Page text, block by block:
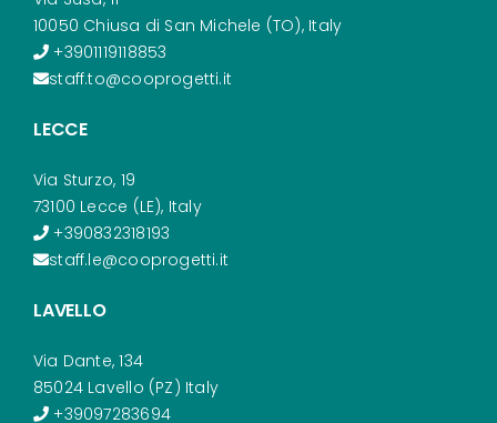
10050 Chiusa di San Michele (TO), Italy
+3901119118853
staff.to@cooprogetti.it
LECCE
Via Sturzo, 19
73100 Lecce (LE), Italy
+390832318193
staff.le@cooprogetti.it
LAVELLO
Via Dante, 134
85024 Lavello (PZ) Italy
+39097283694